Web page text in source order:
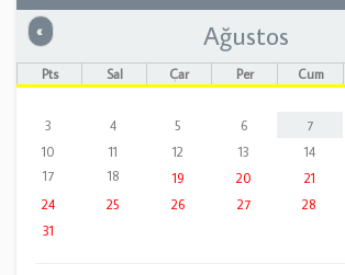
« Önceki Ağustos
Pts Sal Çar Per Cum
3
4 5 6 7
10
11 12 13 14
17
18 19 20 21
24
25 26 27 28
31